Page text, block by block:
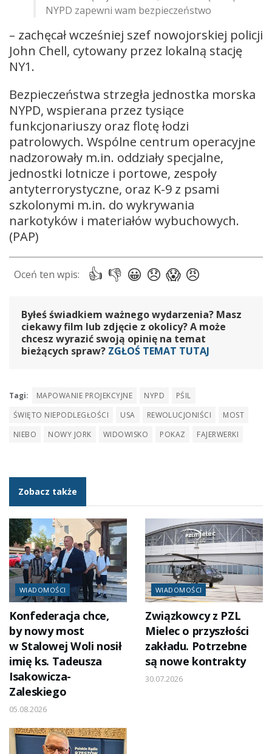
NYPD zapewni wam bezpieczeństwo
– zachęcał wcześniej szef nowojorskiej policji
John Chell, cytowany przez lokalną stację
NY1.
Bezpieczeństwa strzegła jednostka morska
NYPD, wspierana przez tysiące
funkcjonariuszy oraz flotę łodzi
patrolowych. Wspólne centrum operacyjne
nadzorowały m.in. oddziały specjalne,
jednostki lotnicze i portowe, zespoły
antyterrorystyczne, oraz K-9 z psami
szkolonymi m.in. do wykrywania
narkotyków i materiałów wybuchowych.
(PAP)
Byłeś świadkiem ważnego wydarzenia? Masz
ciekawy film lub zdjęcie z okolicy? A może
chcesz wyrazić swoją opinię na temat
bieżących spraw? ZGŁOŚ TEMAT TUTAJ
Tagi: MAPOWANIE PROJEKCYJNE NYPD
PŚIL
ŚWIĘTO NIEPODLEGŁOŚCI
USA REWOLUCJONIŚCI
MOST
NIEBO
NOWY JORK WIDOWISKO POKAZ FAJERWERKI
Zobacz także
WIADOMOŚCI
Konfederacja chce,
by nowy most
w Stalowej Woli nosił
imię ks. Tadeusza
Isakowicza-
Zaleskiego
05.08.2026
WIADOMOŚCI
Związkowcy z PZL
Mielec o przyszłości
zakładu. Potrzebne
są nowe kontrakty
30.07.2026